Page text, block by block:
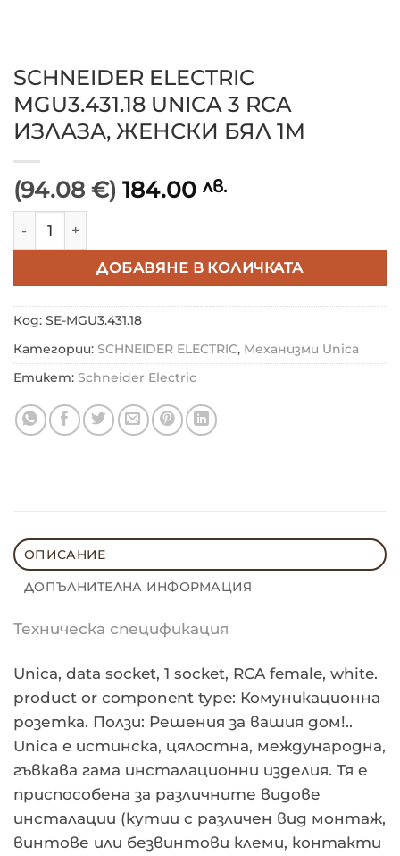
SCHNEIDER ELECTRIC
MGU3.431.18 UNICA 3 RCA
ИЗЛАЗА, ЖЕНСКИ БЯЛ 1M
(94.08 €) 184.00 лв.
ДОБАВЯНЕ В КОЛИЧКАТА
Код: SE-MGU3.431.18
Категории: SCHNEIDER ELECTRIC, Механизми Unica
Етикет: Schneider Electric
ОПИСАНИЕ
ДОПЪЛНИТЕЛНА ИНФОРМАЦИЯ
Техническа спецификация
Unica, data socket, 1 socket, RCA female, white.
product or component type: Комуникационна
розетка. Ползи: Решения за вашия дом!..
Unica e истинска, цялостна, международна,
гъвкава гама инсталационни изделия. Тя е
приспособена за различните видове
инсталации (кутии с различен вид монтаж,
винтове или безвинтови клеми, контакти